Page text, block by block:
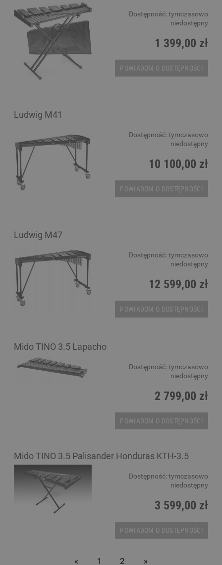
Dostępność: tymczasowo
niedostępny
1 399,00 zł
POWIADOM O DOSTĘPNOŚCI
Ludwig M41
Dostępność: tymczasowo
niedostępny
10 100,00 zł
POWIADOM O DOSTĘPNOŚCI
Ludwig M47
Dostępność: tymczasowo
niedostępny
12 599,00 zł
POWIADOM O DOSTĘPNOŚCI
Mido TINO 3.5 Lapacho
Dostępność: tymczasowo
niedostępny
2 799,00 zł
POWIADOM O DOSTĘPNOŚCI
Mido TINO 3.5 Palisander Honduras KTH-3.5
Dostępność: tymczasowo
niedostępny
3 599,00 zł
POWIADOM O DOSTĘPNOŚCI
« 1 2 »